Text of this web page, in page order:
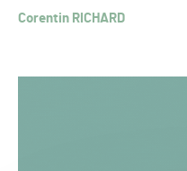
Corentin RICHARD